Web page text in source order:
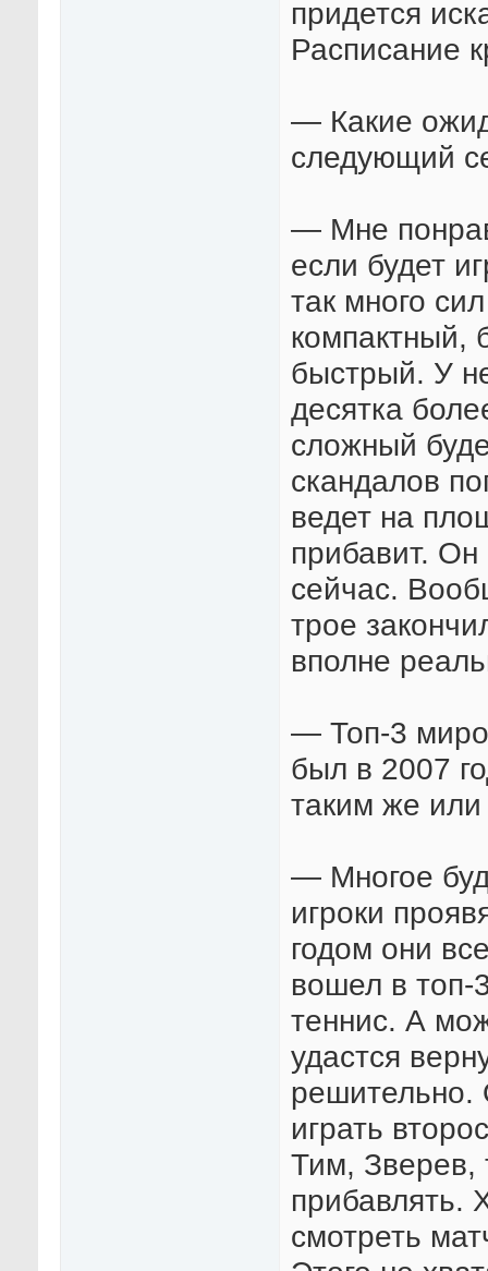
придется
Расписание
— Какие
следующий
— Мне
если будет
так много
компактный,
быстрый. У
десятка
сложный
скандалов
ведет на
прибавит.
сейчас.
трое
вполне
— Топ-3
был в 2007
таким же или
— Многое
игроки
годом они
вошел в топ-
теннис. А
удастся
решительно.
играть
Тим, Зверев,
прибавлять.
смотреть